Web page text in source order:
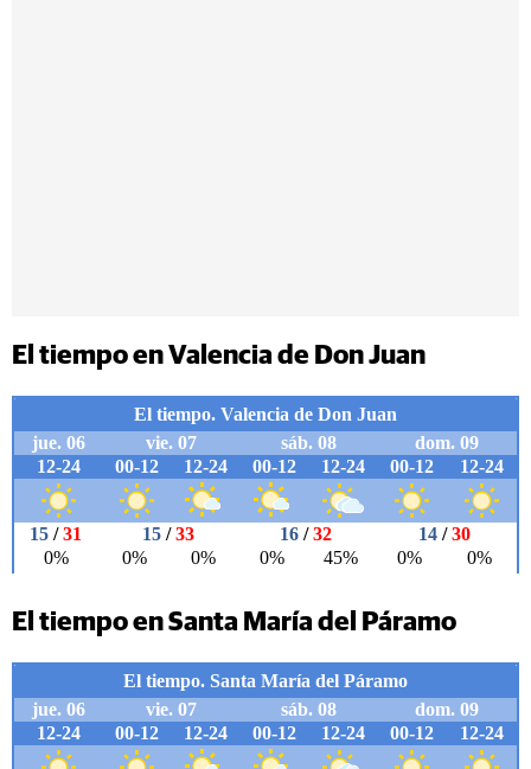
El tiempo en Valencia de Don Juan
El tiempo en Santa María del Páramo